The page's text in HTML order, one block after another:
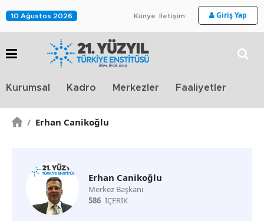
10 Ağustos 2026 Künye İletişim Giriş Yap
Kurumsal Kadro Merkezler Faaliyetler
/ Erhan Canikoğlu
Erhan Canikoğlu
Merkez Başkanı
586 İÇERİK